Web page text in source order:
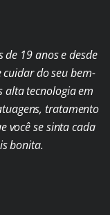
19 anos e desde
do seu bem-
alta tecnologia em
tratamento
você se sinta cada
bonita.